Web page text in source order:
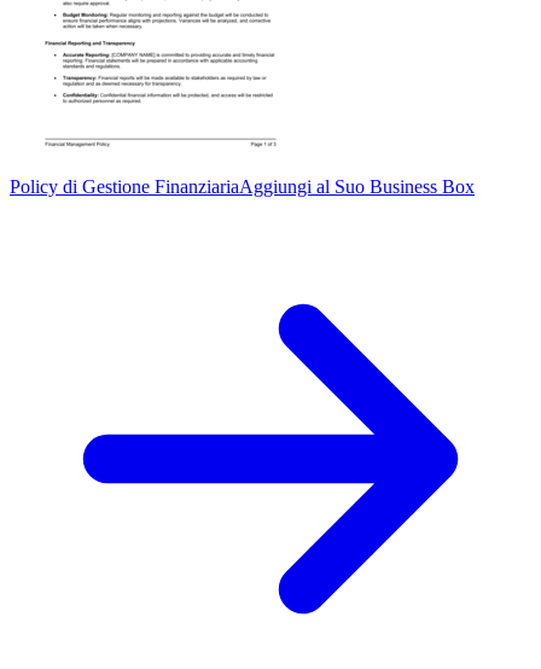
Policy di Gestione FinanziariaAggiungi al Suo Business Box